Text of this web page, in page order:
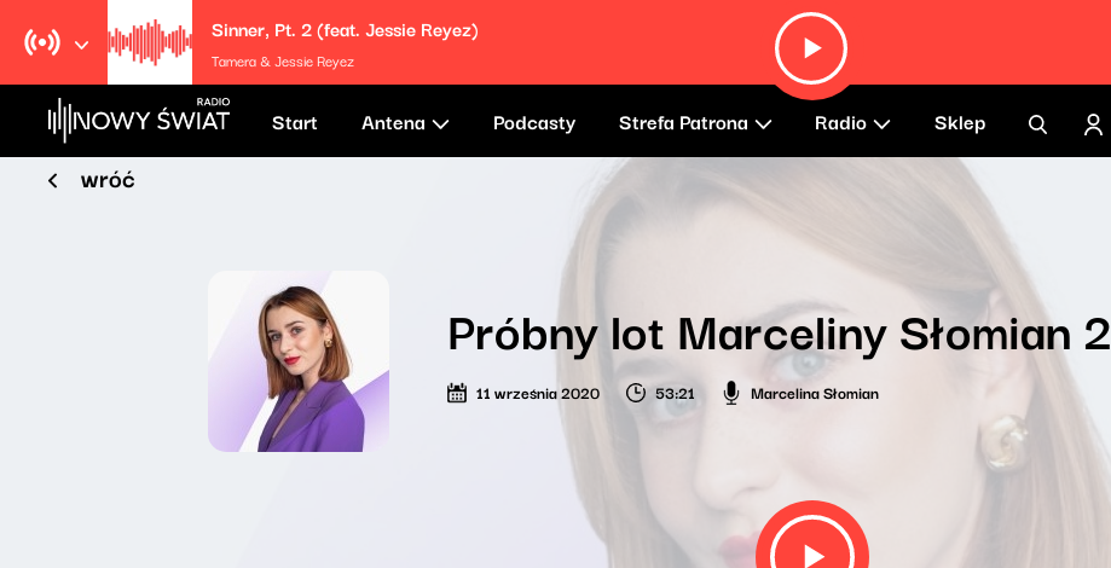
Sinner, Pt. 2 (feat. Jessie Reyez)
Tamera & Jessie Reyez
Start Antena Podcasty Strefa Patrona Radio Sklep
wróć
Próbny lot Marceliny Słomian 2
11 września 2020 53:21 Marcelina Słomian